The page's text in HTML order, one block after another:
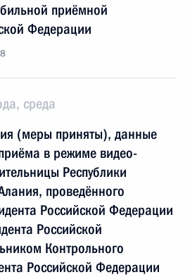
приёмной
Федерации
среда
(меры приняты), данные
в режиме видео-
Республики
проведённого
Российской Федерации
Российской
Контрольного
Российской Федерации